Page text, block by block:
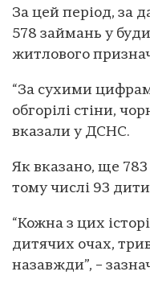
За цей період, за
578 займань у
житлового
“За сухими
обгорілі стіни,
вказали у ДСНС.
Як вказано, ще
тому числі 93
“Кожна з цих
дитячих очах,
назавжди”, –